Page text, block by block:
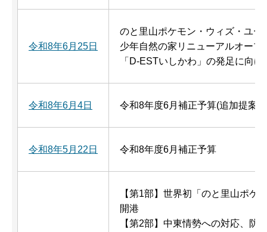
令和8年6月25日
のと里山ポケモン・ウィズ・ユ
少年自然の家リニューアルオー
「D-ESTいしかわ」の発足に向け
令和8年6月4日 令和8年度6月補正予算(追加提案)
令和8年5月22日 令和8年度6月補正予算
【第1部】世界初「のと里山ポケ
開港
【第2部】中東情勢への対応、防